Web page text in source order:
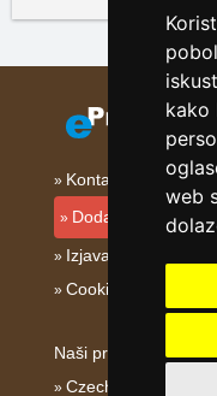
kako
web
Kontakt
Dodati smještajni
Izjava o privatnosti
Cookies
Naši projekti:
Czech mountains